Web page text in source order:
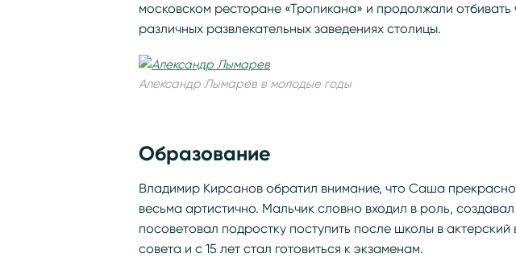
московском ресторане «Тропикана» и продолжали отбивать
различных развлекательных заведениях столицы.
Александр Лымарев в молодые годы
Образование
Владимир Кирсанов обратил внимание, что Саша прекрасно
весьма артистично. Мальчик словно входил в роль,
посоветовал подростку поступить после школы в актерский
совета и с 15 лет стал готовиться к экзаменам.